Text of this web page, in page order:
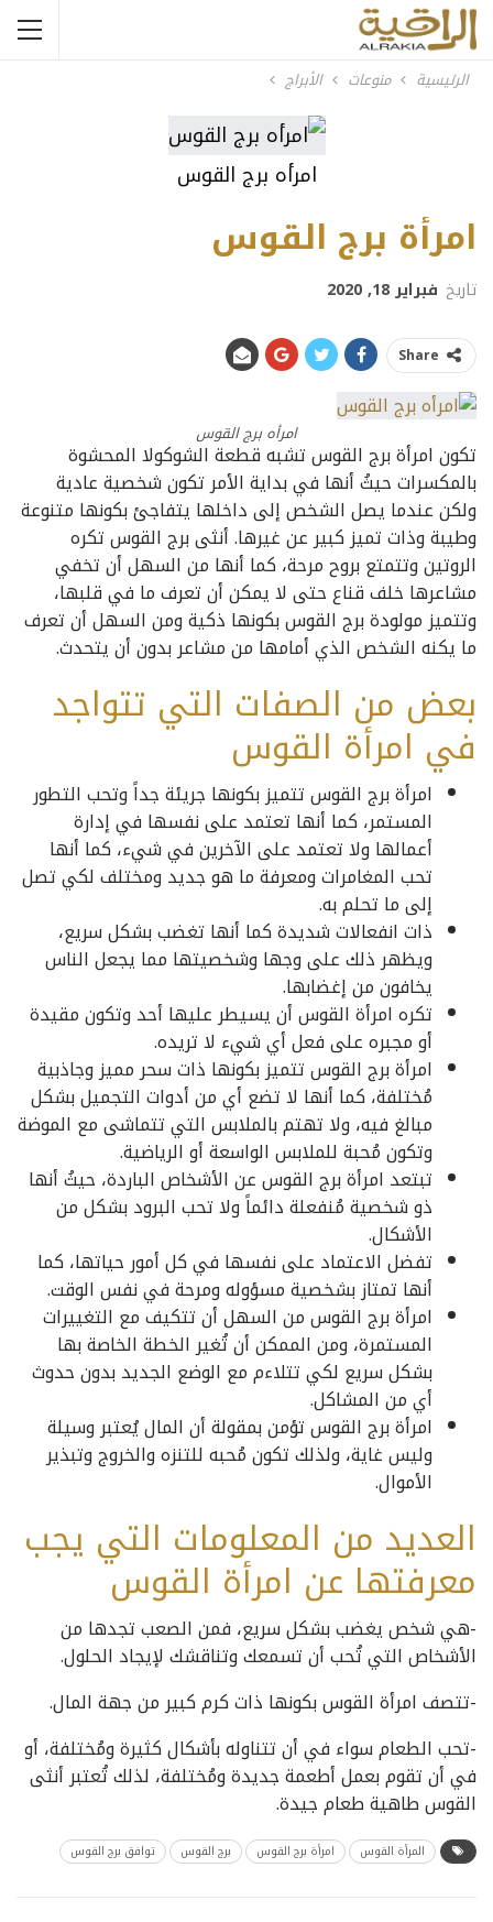
الرئيسية منوعات الأبراج
امرأه برج القوس
امرأة برج القوس
تاريخ فبراير 18, 2020
Share
امرأه برج القوس
تكون امرأة برج القوس تشبه قطعة الشوكولا المحشوة
بالمكسرات حيثُ أنها في بداية الأمر تكون شخصية عادية
ولكن عندما يصل الشخص إلى داخلها يتفاجئ بكونها متنوعة
وطيبة وذات تميز كبير عن غيرها. أنثى برج القوس تكره
الروتين وتتمتع بروح مرحة، كما أنها من السهل أن تخفي
مشاعرها خلف قناع حتى لا يمكن أن تعرف ما في قلبها،
وتتميز مولودة برج القوس بكونها ذكية ومن السهل أن تعرف
ما يكنه الشخص الذي أمامها من مشاعر بدون أن يتحدث.
بعض من الصفات التي تتواجد
في امرأة القوس
امرأة برج القوس تتميز بكونها جريئة جداً وتحب التطور
المستمر، كما أنها تعتمد على نفسها في إدارة
أعمالها ولا تعتمد على الآخرين في شيء، كما أنها
تحب المغامرات ومعرفة ما هو جديد ومختلف لكي تصل
إلى ما تحلم به.
ذات انفعالات شديدة كما أنها تغضب بشكل سريع،
ويظهر ذلك على وجها وشخصيتها مما يجعل الناس
يخافون من إغضابها.
تكره امرأة القوس أن يسيطر عليها أحد وتكون مقيدة
أو مجبره على فعل أي شيء لا تريده.
امرأة برج القوس تتميز بكونها ذات سحر مميز وجاذبية
مُختلفة، كما أنها لا تضع أي من أدوات التجميل بشكل
مبالغ فيه، ولا تهتم بالملابس التي تتماشى مع الموضة
وتكون مُحبة للملابس الواسعة أو الرياضية.
تبتعد امرأة برج القوس عن الأشخاص الباردة، حيثُ أنها
ذو شخصية مُنفعلة دائماً ولا تحب البرود بشكل من
الأشكال.
تفضل الاعتماد على نفسها في كل أمور حياتها، كما
أنها تمتاز بشخصية مسؤوله ومرحة في نفس الوقت.
امرأة برج القوس من السهل أن تتكيف مع التغييرات
المستمرة، ومن الممكن أن تُغير الخطة الخاصة بها
بشكل سريع لكي تتلاءم مع الوضع الجديد بدون حدوث
أي من المشاكل.
امرأة برج القوس تؤمن بمقولة أن المال يُعتبر وسيلة
وليس غاية، ولذلك تكون مُحبه للتنزه والخروج وتبذير
الأموال.
العديد من المعلومات التي يجب
معرفتها عن امرأة القوس
-هي شخص يغضب بشكل سريع، فمن الصعب تجدها من
الأشخاص التي تُحب أن تسمعك وتناقشك لإيجاد الحلول.
-تتصف امرأة القوس بكونها ذات كرم كبير من جهة المال.
-تحب الطعام سواء في أن تتناوله بأشكال كثيرة ومُختلفة، أو
في أن تقوم بعمل أطعمة جديدة ومُختلفة، لذلك تُعتبر أنثى
القوس طاهية طعام جيدة.
المرأة القوس امرأة برج القوس برج القوس توافق برج القوس